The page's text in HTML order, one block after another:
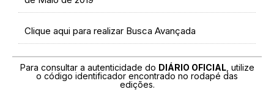
Clique aqui para realizar Busca Avançada
Para consultar a autenticidade do DIÁRIO OFICIAL, utilize
o código identificador encontrado no rodapé das
edições.